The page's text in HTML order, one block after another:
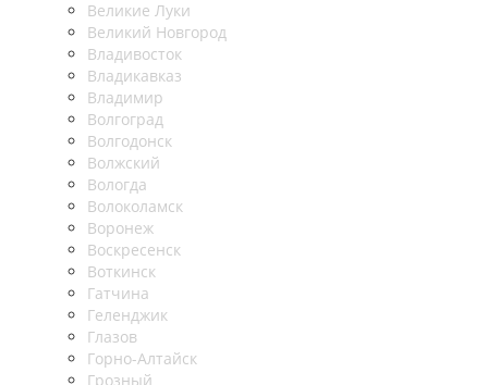
Великие Луки
Великий Новгород
Владивосток
Владикавказ
Владимир
Волгоград
Волгодонск
Волжский
Вологда
Волоколамск
Воронеж
Воскресенск
Воткинск
Гатчина
Геленджик
Глазов
Горно-Алтайск
Грозный